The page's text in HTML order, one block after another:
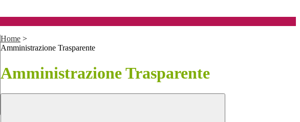
Home >
Amministrazione Trasparente
Amministrazione Trasparente